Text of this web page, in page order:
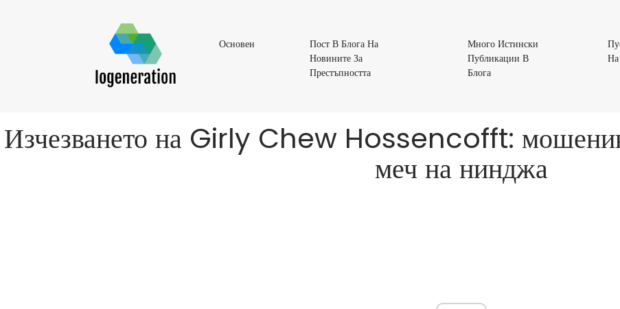
ОсновенОсновен
Пост В Блога На
Новините За
ПрестъпносттаПост
За
Много Истински
Публикации В
БлогаМного
Блога
Изчезването на Girly Chew Hossencofft:
меч на нинджа